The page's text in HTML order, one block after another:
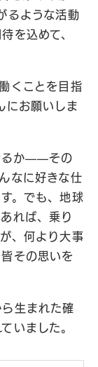
るような活動
を込めて、
くことを目指
にお願いしま
るか——その
なに好きな仕
。でも、地球
れば、乗り
、何より大事
その思いを
生まれた確
いました。